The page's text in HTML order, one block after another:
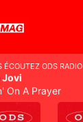
ÉCOUTEZ ODS RADIO
Jovi
On A Prayer